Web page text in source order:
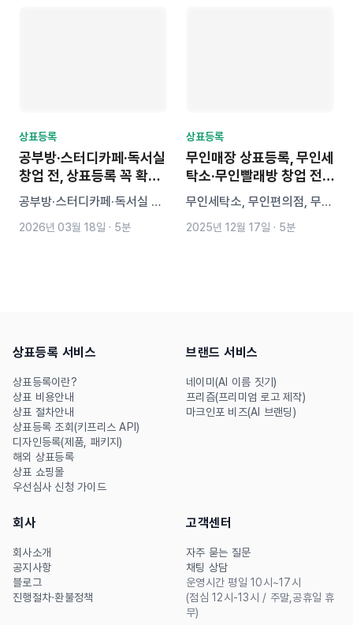
상표등록
공부방·스터디카페·독서실
창업 전, 상표등록 꼭 확인
해야 하는 이유
공부방·스터디카페·독서실 창
업 전 반드시 확인해야 할 상
법까지 초보 창업자 기준으로
쉽게 안내드립니다.
2026년 03월 18일 · 5분
상표등록
무인매장 상표등록, 무인세
탁소·무인빨래방 창업 전
에 반드시 확인해야 할 이
유
무인세탁소, 무인편의점, 무인
아이스크림 매장처럼 24시
인해야 할 상표 검색과 출원
전략을 알려드립니다.
2025년 12월 17일 · 5분
상표등록 서비스
상표등록이란?
상표 비용안내
상표 절차안내
상표등록 조회(키프리스 API)
디자인등록(제품, 패키지)
해외 상표등록
상표 쇼핑몰
우선심사 신청 가이드
브랜드 서비스
네이미(AI 이름 짓기)
프리즘(프리미엄 로고 제작)
마크인포 비즈(AI 브랜딩)
회사
회사소개
공지사항
블로그
진행절차·환불정책
고객센터
자주 묻는 질문
채팅 상담
운영시간 평일 10시~17시
(점심 12시-13시 / 주말,공휴일 휴
무)